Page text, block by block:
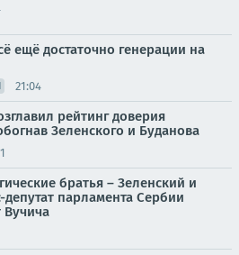
ещё достаточно генерации на
21:04
рейтинг доверия
Зеленского и Буданова
братья – Зеленский и
депутат парламента Сербии
Вучича